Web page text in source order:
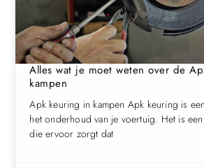
Alles wat je moet weten over de
kampen
Apk keuring in kampen Apk keuring is
het onderhoud van je voertuig. Het is
die ervoor zorgt dat